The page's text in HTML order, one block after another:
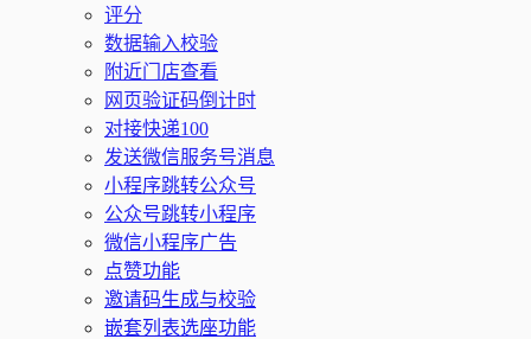
评分
数据输入校验
附近门店查看
网页验证码倒计时
对接快递100
发送微信服务号消息
小程序跳转公众号
公众号跳转小程序
微信小程序广告
点赞功能
邀请码生成与校验
嵌套列表选座功能